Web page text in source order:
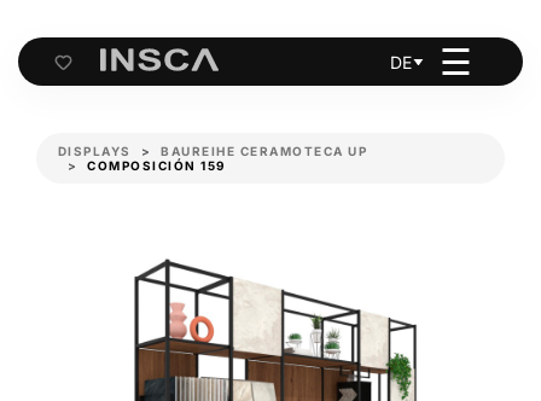
Cart
DE ☰
DISPLAYS
BAUREIHE CERAMOTECA UP
COMPOSICIÓN 159